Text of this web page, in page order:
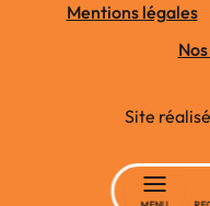
Mentions légales
Site